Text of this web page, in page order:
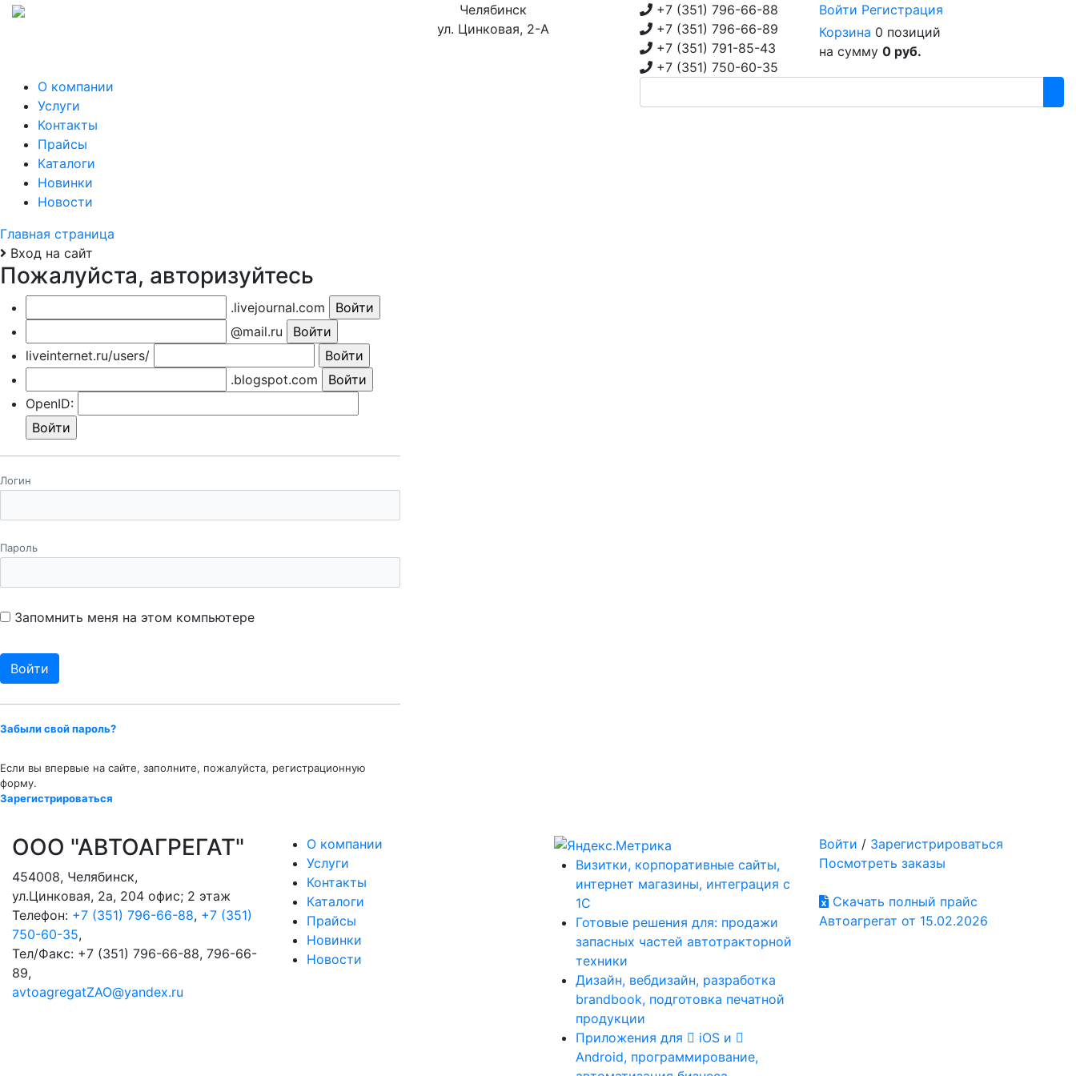
Челябинск
ул. Цинковая, 2-А
+7 (351) 796-66-88
+7 (351) 796-66-89
+7 (351) 791-85-43
+7 (351) 750-60-35
Войти Регистрация
Корзина 0 позиций
на сумму 0 руб.
О компании
Услуги
Контакты
Прайсы
Каталоги
Новинки
Новости
Главная страница
Вход на сайт
Пожалуйста, авторизуйтесь
.livejournal.com
@mail.ru
liveinternet.ru/users/
.blogspot.com
OpenID:
Логин
Пароль
Запомнить меня на этом компьютере
Забыли свой пароль?
Если вы впервые на сайте, заполните, пожалуйста, регистрационную
форму.
Зарегистрироваться
ООО "АВТОАГРЕГАТ"
454008, Челябинск,
ул.Цинковая, 2а, 204 офис; 2 этаж
Телефон: +7 (351) 796-66-88, +7 (351)
750-60-35,
Тел/Факс: +7 (351) 796-66-88, 796-66-
89,
avtoagregatZAO@yandex.ru
О компании
Услуги
Контакты
Каталоги
Прайсы
Новинки
Новости
Визитки, корпоративные сайты,
интернет магазины, интеграция с
1С
Готовые решения для: продажи
запасных частей автотракторной
техники
Дизайн, вебдизайн, разработка
brandbook, подготовка печатной
продукции
Приложения для
iOS и
Android, программирование,
Войти / Зарегистрироваться
Посмотреть заказы
Скачать полный прайс
Автоагрегат от 15.02.2026